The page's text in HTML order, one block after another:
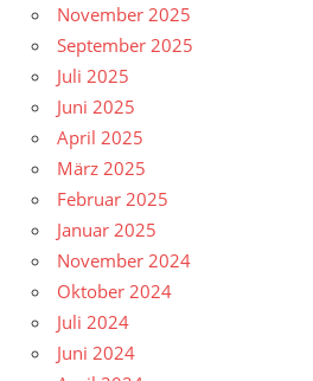
November 2025
September 2025
Juli 2025
Juni 2025
April 2025
März 2025
Februar 2025
Januar 2025
November 2024
Oktober 2024
Juli 2024
Juni 2024